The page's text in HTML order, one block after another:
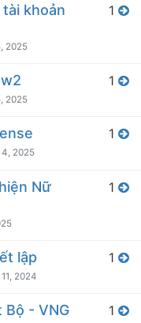
khoản
2025
1
2025
1
4, 2025
1
Nữ
1
lập
2024
1
Bộ - VNG 1